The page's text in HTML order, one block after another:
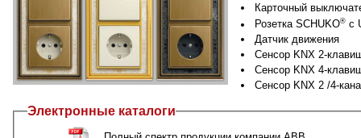
Карточный
Розетка SCHUKO® с
Датчик движения
Сенсор KNX 2-
Сенсор KNX 4-
Сенсор KNX 2 /4-
Электронные каталоги